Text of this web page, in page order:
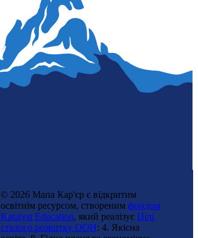
© 2026 Мапа Кар'єр є відкритим
освітнім ресурсом, створеним фондом
Katalyst Education, який реалізує Цілі
сталого розвитку ООН: 4. Якісна